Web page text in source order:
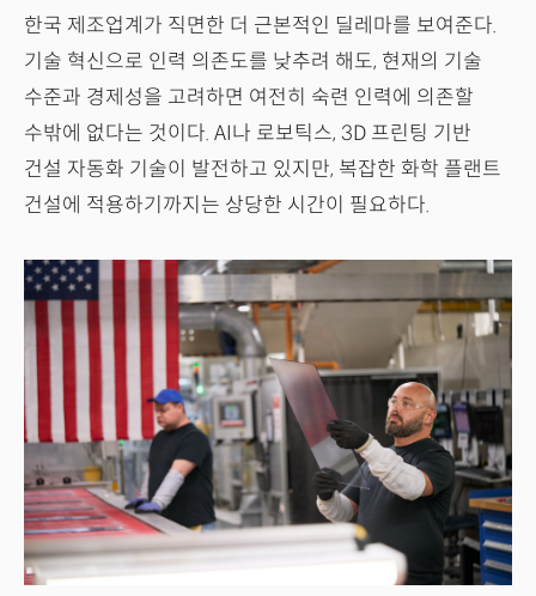
한국 제조업계가 직면한 더 근본적인 딜레마를 보여준다.
기술 혁신으로 인력 의존도를 낮추려 해도, 현재의 기술
수준과 경제성을 고려하면 여전히 숙련 인력에 의존할
수밖에 없다는 것이다. AI나 로보틱스, 3D 프린팅 기반
건설 자동화 기술이 발전하고 있지만, 복잡한 화학 플랜트
건설에 적용하기까지는 상당한 시간이 필요하다.